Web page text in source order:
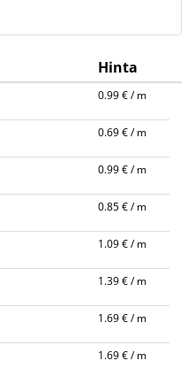
Hinta
0.99 € / m
0.69 € / m
0.99 € / m
0.85 € / m
1.09 € / m
1.39 € / m
1.69 € / m
1.69 € / m